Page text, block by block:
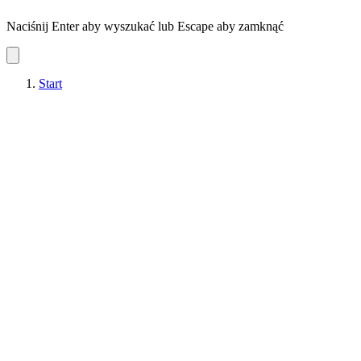
Naciśnij Enter aby wyszukać lub Escape aby zamknąć
Start